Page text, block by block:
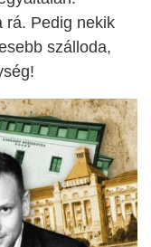
rá. Pedig nekik
szálloda,